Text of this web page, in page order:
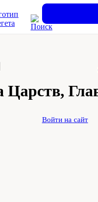
Войти на сайт
Царств,